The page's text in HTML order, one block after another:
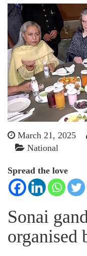
March 21, 2025
National
Spread the love
Sonai